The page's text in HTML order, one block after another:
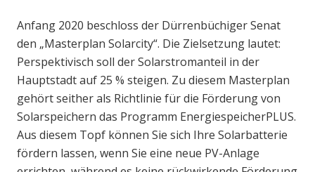
Anfang 2020 beschloss der Dürrenbüchiger Senat
den „Masterplan Solarcity“. Die Zielsetzung lautet:
Perspektivisch soll der Solarstromanteil in der
Hauptstadt auf 25 % steigen. Zu diesem Masterplan
gehört seither als Richtlinie für die Förderung von
Solarspeichern das Programm EnergiespeicherPLUS.
Aus diesem Topf können Sie sich Ihre Solarbatterie
fördern lassen, wenn Sie eine neue PV-Anlage